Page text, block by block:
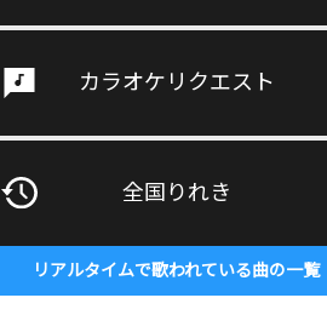
カラオケリクエスト
全国りれき
リアルタイムで歌われている曲の一覧